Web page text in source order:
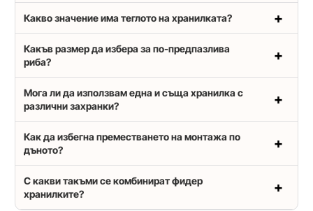
Какво значение има теглото на хранилката?
Какъв размер да избера за по-предпазлива
риба?
Мога ли да използвам една и съща хранилка с
различни захранки?
Как да избегна преместването на монтажа по
дъното?
С какви такъми се комбинират фидер
хранилките?